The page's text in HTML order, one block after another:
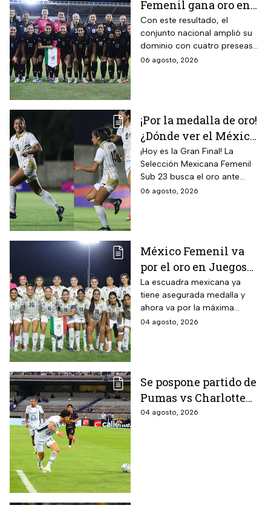
Femenil gana oro en
Juegos
Centroamericanos; el
camino de México a la
gloria
Con este resultado, el
conjunto nacional amplió su
dominio con cuatro preseas
doradas de forma
06 agosto, 2026
¡Por la medalla de oro!
¿Dónde ver el México
vs Colombia Femenil?
Así puedes seguir la
Gran Final EN VIVO
¡Hoy es la Gran Final! La
Selección Mexicana Femenil
Sub 23 busca el oro ante
Colombia en los Juegos
06 agosto, 2026
México Femenil va
por el oro en Juegos
Centroamericanos; ya
conoce a su rival
La escuadra mexicana ya
tiene asegurada medalla y
ahora va por la máxima
presea en los Juegos
04 agosto, 2026
Se pospone partido de
Pumas vs Charlotte
FC en el inicio de la
04 agosto, 2026